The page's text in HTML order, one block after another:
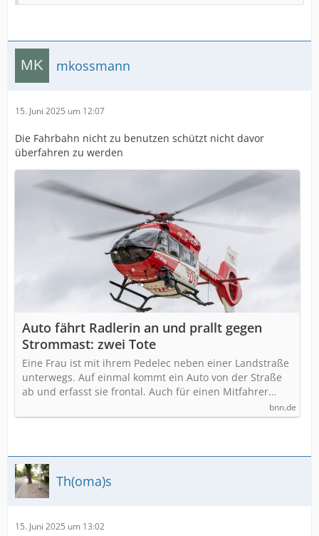
mkossmann
15. Juni 2025 um 12:07
Die Fahrbahn nicht zu benutzen schützt nicht davor
überfahren zu werden
Auto fährt Radlerin an und prallt gegen
Strommast: zwei Tote
Eine Frau ist mit ihrem Pedelec neben einer Landstraße
unterwegs. Auf einmal kommt ein Auto von der Straße
ab und erfasst sie frontal. Auch für einen Mitfahrer…
bnn.de
Th(oma)s
15. Juni 2025 um 13:02